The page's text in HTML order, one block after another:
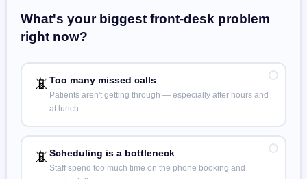
What's your biggest front-desk problem
right now?
📵 Too many missed calls
Patients aren't getting through — especially after hours and
at lunch
📵 Scheduling is a bottleneck
Staff spend too much time on the phone booking and